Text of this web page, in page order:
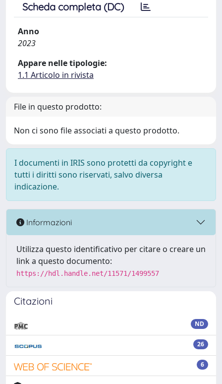
Scheda completa (DC)
Anno
2023
Appare nelle tipologie:
1.1 Articolo in rivista
File in questo prodotto:
Non ci sono file associati a questo prodotto.
I documenti in IRIS sono protetti da copyright e
tutti i diritti sono riservati, salvo diversa
indicazione.
Informazioni
Utilizza questo identificativo per citare o creare un
link a questo documento:
https://hdl.handle.net/11571/1499557
Citazioni
ND
26
6